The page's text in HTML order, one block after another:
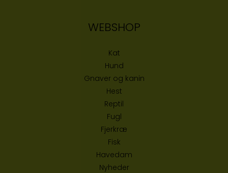
WEBSHOP
Kat
Hund
Gnaver og kanin
Hest
Reptil
Fugl
Fjerkræ
Fisk
Havedam
Nyheder